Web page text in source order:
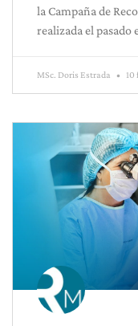
la Campaña de
realizada el pasado
MSc. Doris Estrada 10